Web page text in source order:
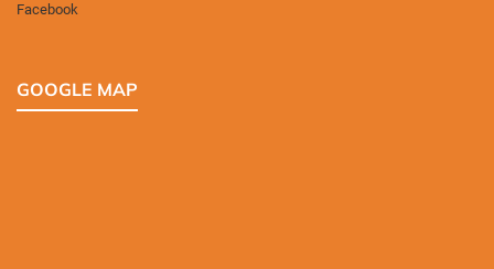
Facebook
GOOGLE MAP